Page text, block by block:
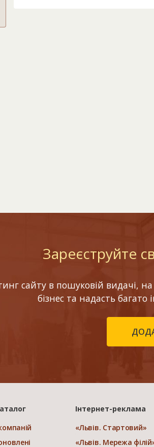
Зареєструйте
сайту в пошуковій видачі, на
бізнес та надасть
Інтернет-реклама
«Львів. Стартовий»
«Львів. Мережа